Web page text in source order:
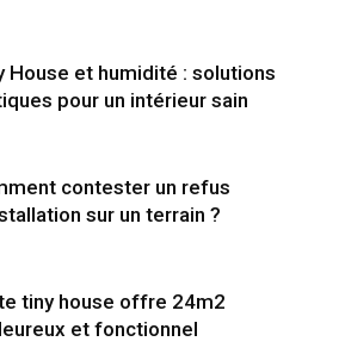
House et humidité : solutions
pour un intérieur sain
contester un refus
sur un terrain ?
tiny house offre 24m2
et fonctionnel